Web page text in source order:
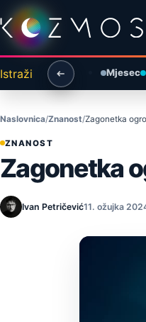
Preskoči na sadržaj
Istraži Mjesec
Naslovnica Znanost Zagonetka
ZNANOST
Zagonetka
Ivan Petričević11. ožujka